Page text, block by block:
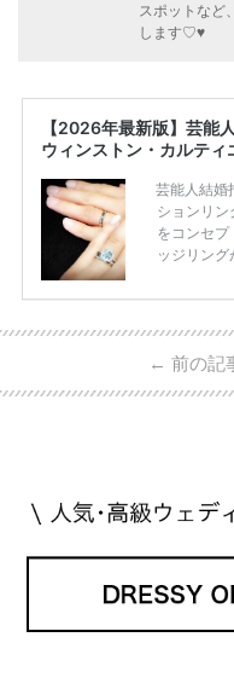
スポットなど
します♡♥
【2026年最新版】芸能
ウィンストン・カルテ
芸能人結婚
ションリ
をコンセプ
ッジリン
ング」は、
なので、
は、10～30
← 前の記